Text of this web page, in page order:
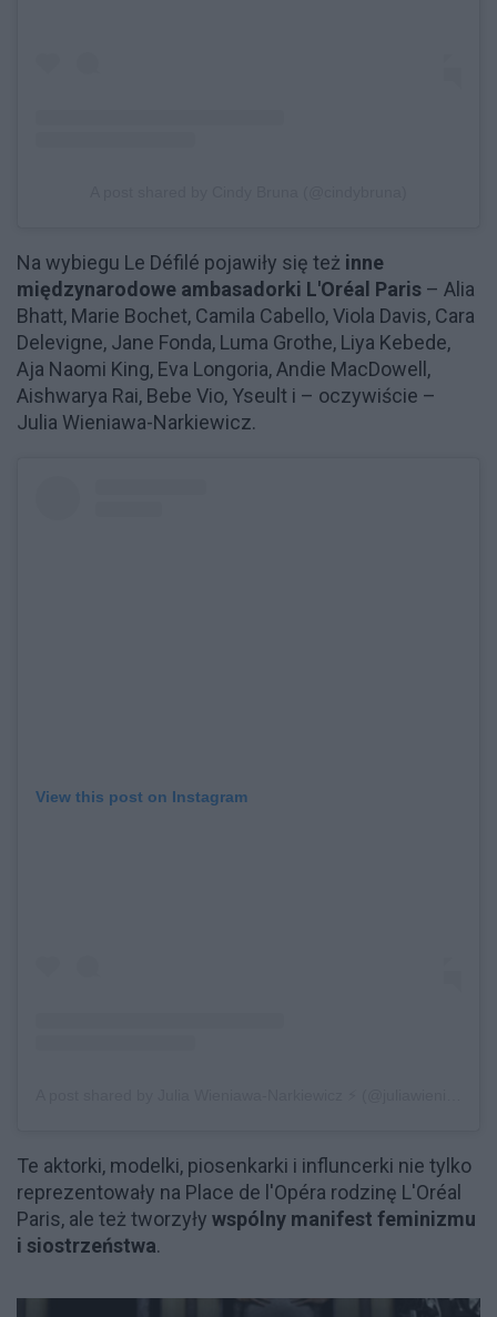
Na wybiegu Le Défilé pojawiły się też inne
międzynarodowe ambasadorki L'Oréal Paris – Alia
Bhatt, Marie Bochet, Camila Cabello, Viola Davis, Cara
Delevigne, Jane Fonda, Luma Grothe, Liya Kebede,
Aja Naomi King, Eva Longoria, Andie MacDowell,
Aishwarya Rai, Bebe Vio, Yseult i – oczywiście –
Julia Wieniawa-Narkiewicz.
View this post on Instagram
Te aktorki, modelki, piosenkarki i influncerki nie tylko
reprezentowały na Place de l'Opéra rodzinę L'Oréal
Paris, ale też tworzyły wspólny manifest feminizmu
i siostrzeństwa.